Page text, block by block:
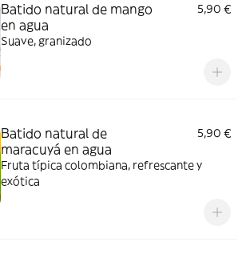
Batido natural de mango
en agua
5,90 €
Suave, granizado
Batido natural de
maracuyá en agua
5,90 €
Fruta típica colombiana, refrescante y
exótica